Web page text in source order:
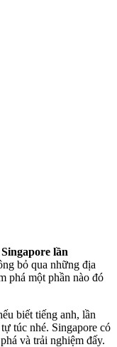
lần
bỏ qua những địa
phá một phần nào đó
biết tiếng anh, lần
túc nhé. Singapore có
và trải nghiệm đấy.